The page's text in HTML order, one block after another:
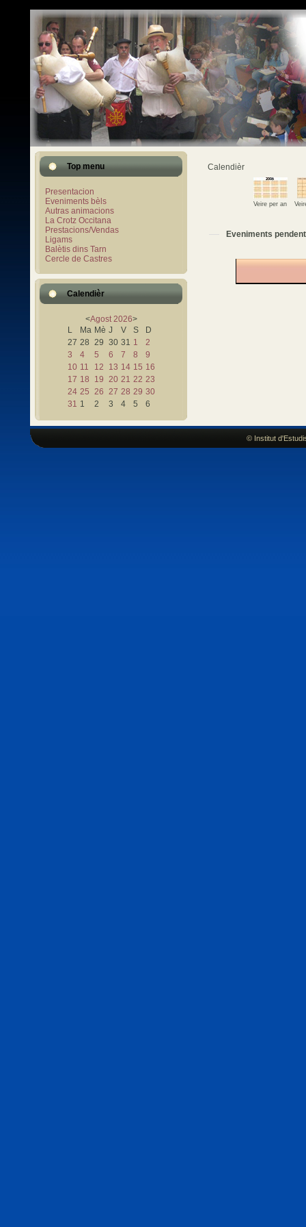
Top menu
Presentacion
Eveniments bèls
Autras animacions
La Crotz Occitana
Prestacions/Vendas
Ligams
Balètis dins Tarn
Cercle de Castres
Calendièr
<Agost 2026>
L
Ma Mè J V S
D
27 28 29 30 31 1
2
3
4 5 6 7 8
9
10 11 12 13 14 15 16
17 18 19 20 21 22 23
24 25 26 27 28 29 30
31 1 2 3 4 5 6
Calendièr
Veire per an
Eveniments pendent
© Institut